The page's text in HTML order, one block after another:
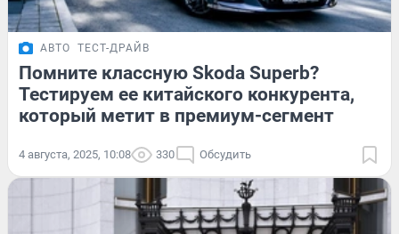
АВТО ТЕСТ-ДРАЙВ
Помните классную Skoda Superb?
Тестируем ее китайского конкурента,
который метит в премиум-сегмент
4 августа, 2025, 10:08 330 Обсудить